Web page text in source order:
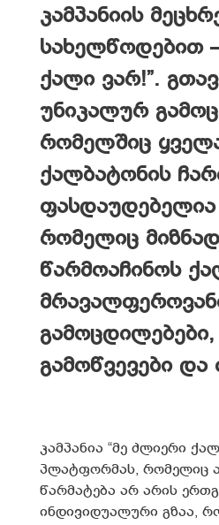
კამპანიის
სახელწოდებით
ქალი ვარ!”.
უნიკალურ
რომელშიც
ქალბატონის
რომელიც მიზნად
წარმოაჩინოს
გამოცდილებები,
გამოწვევები და
კამპანია “მე ძლიერი
პლატფორმას, რომელიც
წარმატება არ არის
ინდივიდუალური გზაა,